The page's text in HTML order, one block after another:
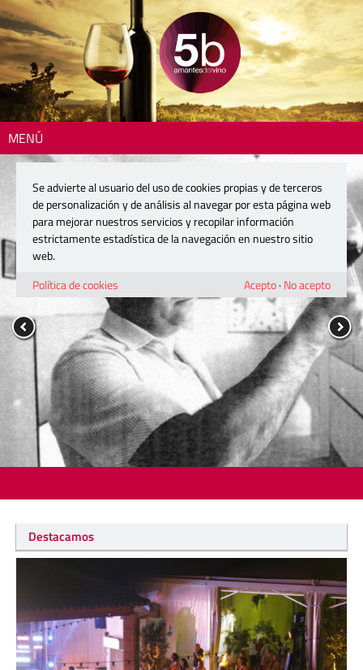
MENÚ
Destacamos
Se advierte al usuario del uso de cookies propias y de terceros
de personalización y de análisis al navegar por esta página web
para mejorar nuestros servicios y recopilar información
estrictamente estadística de la navegación en nuestro sitio
web.
Política de cookies
Acepto· No acepto